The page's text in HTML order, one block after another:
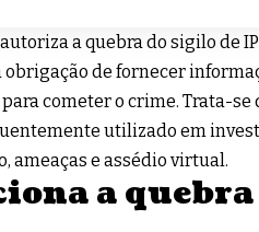
a quebra do sigilo de
de fornecer
cometer o crime. Trata-se
utilizado em
ameaças e assédio virtual.
a